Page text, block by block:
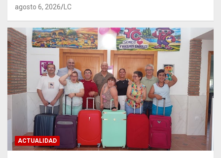
agosto 6, 2026 LC
ACTUALIDAD